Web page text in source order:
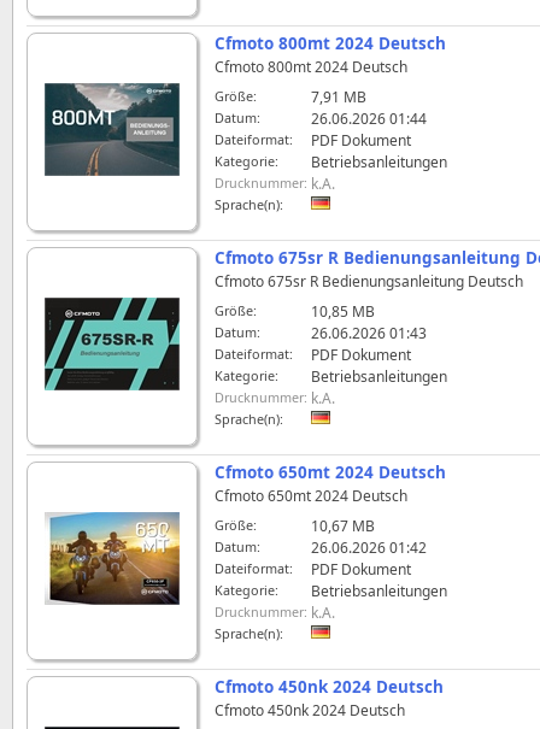
Cfmoto 800mt 2024 Deutsch
Cfmoto 800mt 2024 Deutsch
Größe: 7,91 MB
Datum: 26.06.2026 01:44
Dateiformat: PDF Dokument
Kategorie: Betriebsanleitungen
Drucknummer: k.A.
Sprache(n):
Cfmoto 675sr R Bedienungsanleitung
Cfmoto 675sr R Bedienungsanleitung Deutsch
Größe: 10,85 MB
Datum: 26.06.2026 01:43
Dateiformat: PDF Dokument
Kategorie: Betriebsanleitungen
Drucknummer: k.A.
Sprache(n):
Cfmoto 650mt 2024 Deutsch
Cfmoto 650mt 2024 Deutsch
Größe: 10,67 MB
Datum: 26.06.2026 01:42
Dateiformat: PDF Dokument
Kategorie: Betriebsanleitungen
Drucknummer: k.A.
Sprache(n):
Cfmoto 450nk 2024 Deutsch
Cfmoto 450nk 2024 Deutsch